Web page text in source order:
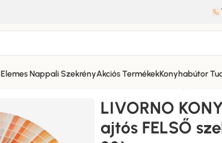
Elemes Nappali SzekrényAkciós TermékekKonyhabútor
LIVORNO
ajtós FELSŐ